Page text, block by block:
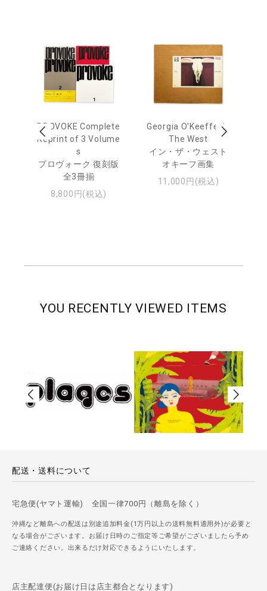
PROVOKE Complete
Reprint of 3 Volume
s
プロヴォーク 復刻版
全3冊揃
8,800円(税込)
Georgia O'Keeffe: In
The West
イン・ザ・ウェスト
オキーフ画集
11,000円(税込)
YOU RECENTLY VIEWED ITEMS
配送・送料について
宅急便(ヤマト運輸) 全国一律700円（離島を除く）
沖縄など離島への配送は別途追加料金(1万円以上の送料無料適用外)が必要と
なる場合がございます。お届け日時のご指定等ご希望がございましたら予め
ご連絡ください。出来るだけ対応できるようにいたします。
店主配達便(お届け日は店主都合となります)